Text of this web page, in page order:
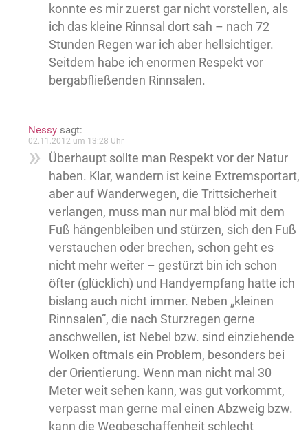
konnte es mir zuerst gar nicht vorstellen, als
ich das kleine Rinnsal dort sah – nach 72
Stunden Regen war ich aber hellsichtiger.
Seitdem habe ich enormen Respekt vor
bergabfließenden Rinnsalen.
Nessy sagt:
02.11.2012 um 13:28 Uhr
Überhaupt sollte man Respekt vor der Natur
haben. Klar, wandern ist keine Extremsportart,
aber auf Wanderwegen, die Trittsicherheit
verlangen, muss man nur mal blöd mit dem
Fuß hängenbleiben und stürzen, sich den Fuß
verstauchen oder brechen, schon geht es
nicht mehr weiter – gestürzt bin ich schon
öfter (glücklich) und Handyempfang hatte ich
bislang auch nicht immer. Neben „kleinen
Rinnsalen“, die nach Sturzregen gerne
anschwellen, ist Nebel bzw. sind einziehende
Wolken oftmals ein Problem, besonders bei
der Orientierung. Wenn man nicht mal 30
Meter weit sehen kann, was gut vorkommt,
verpasst man gerne mal einen Abzweig bzw.
kann die Wegbeschaffenheit schlecht